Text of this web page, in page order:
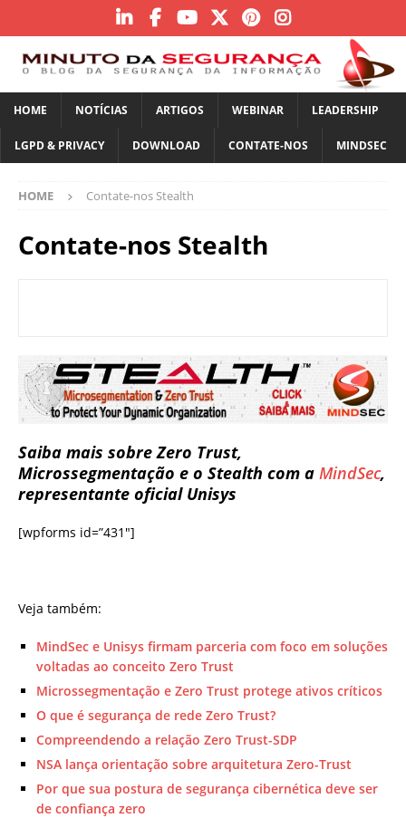
HOME NOTÍCIAS ARTIGOS WEBINAR LEADERSHIP
LGPD & PRIVACY DOWNLOAD CONTATE-NOS MINDSEC
HOME Contate-nos Stealth
Contate-nos Stealth
Saiba mais sobre Zero Trust,
Microssegmentação e o Stealth com a MindSec,
representante oficial Unisys
[wpforms id=”431″]
Veja também:
MindSec e Unisys firmam parceria com foco em soluções
voltadas ao conceito Zero Trust
Microssegmentação e Zero Trust protege ativos críticos
O que é segurança de rede Zero Trust?
Compreendendo a relação Zero Trust-SDP
NSA lança orientação sobre arquitetura Zero-Trust
Por que sua postura de segurança cibernética deve ser
de confiança zero